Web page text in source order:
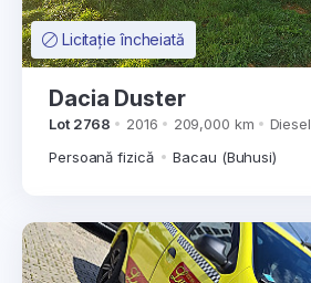
Licitație încheiată
Dacia Duster
Lot 2768 2016 209,000 km
Diesel
Persoană fizică
Bacau (Buhusi)